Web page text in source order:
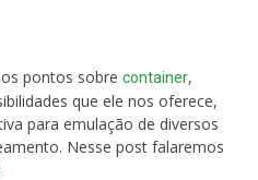
pontos sobrecontainer,
que ele nos oferece,
para emulação de diversos
Nesse post falaremos